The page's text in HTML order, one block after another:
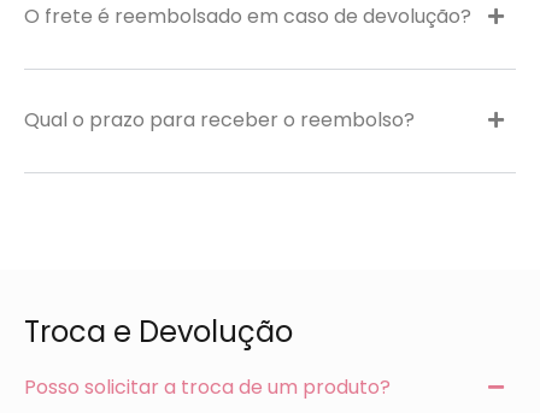
O frete é reembolsado em caso de devolução?
Qual o prazo para receber o reembolso?
Troca e Devolução
Posso solicitar a troca de um produto?